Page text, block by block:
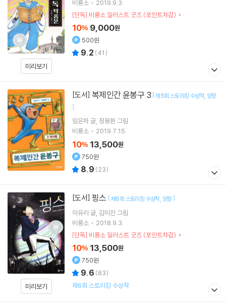
미리보기
비룡소
2019.9.3.
[단독] 비룡소 일러스트 굿즈 (포인트차감)
10% 9,000원
500원
9.2 (41)
[도서] 복제인간 윤봉구 3 [제5회 스토리킹 수상작 양장
]
임은하글 정용환그림
비룡소
2019.7.15.
10% 13,500원
750원
8.9 (23)
미리보기
[도서] 핑스 [제6회 스토리킹 수상작 양장]
이유리 글 김미진 그림
비룡소
2018.9.3.
[단독] 비룡소 일러스트 굿즈 (포인트차감)
10% 13,500원
750원
9.6 (83)
제6회 스토리킹 수상작